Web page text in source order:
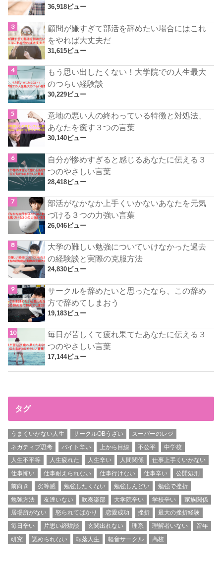
36,918ビュー
顧問が嫌すぎて部活を辞めたい場合にはこれ
をやれば大丈夫だ
31,615ビュー
もう思い出したくない！大学院での人生最大
のつらい経験談
30,229ビュー
意地の悪い人の終わっている特徴と対処法、
あなたを癒す３つの言葉
30,140ビュー
自分が惨めすぎると感じるあなたに伝える３
つのやさしい言葉
28,418ビュー
部活がなかなか上手くいかないあなたを元気
づける３つの力強い言葉
26,046ビュー
大学の難しい勉強についていけなかった過去
の経験談と実際の克服方法
24,830ビュー
サークルを辞めたいと思ったなら、この辞め
方で辞めてしまおう
19,183ビュー
毎日が苦しくて疲れ果てたあなたに伝える３
つのやさしい言葉
17,144ビュー
タグ
うまくいかない人生 サークルOBうざい
スーパーのレジ
ネガティブ思考
バイト辛い 上から目線 不公平
中学校
人生不平等
人生疲れた 人生辛い 人間関係
仕事上手くいかない
仕事怖い
仕事耐えられない 仕事行けない 仕事辛い
公開処刑
前向き
劣等感 勉強したくない 勉強しんどい
勉強で挫折
勉強方法
友達いない 吹奏楽部 大学院辛い 学校辛い
家族関係
居場所がない
怒られてばかり 恋愛成功 挫折
最大の挫折経験
毎日辛い
片思い経験談 玄関出れない 理系 理解者いない
留年
研究
認められない 転落人生 軽音サークル 高校